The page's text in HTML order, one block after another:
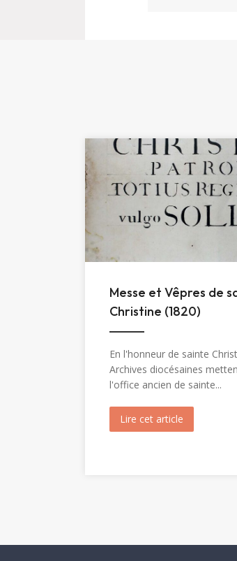
Messe et Vêpres de
Christine (1820)
En l'honneur de sainte
Archives diocésaines
l'office ancien de sainte...
Lire cet article about